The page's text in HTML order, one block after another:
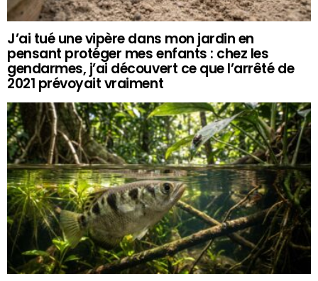
J’ai tué une vipère dans mon jardin en
pensant protéger mes enfants : chez les
gendarmes, j’ai découvert ce que l’arrêté de
2021 prévoyait vraiment